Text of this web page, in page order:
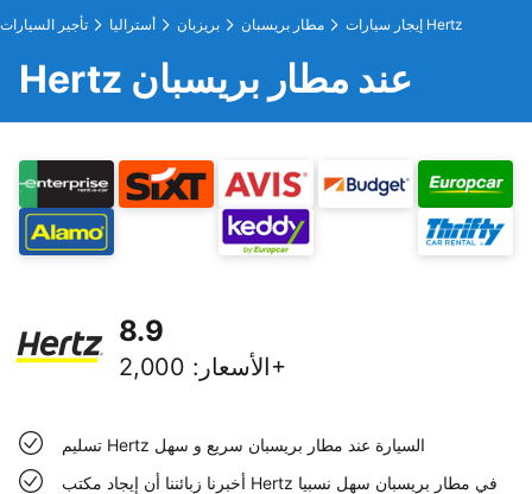
تأجير السيارات أستراليا بريزبان مطار بريسبان إيجار سيارات Hertz
Hertz عند مطار بريسبان
8.9
الأسعار : 2,000+
تسليم Hertz السيارة عند مطار بريسبان سريع و سهل
أخبرنا زبائننا أن إيجاد مكتب Hertz في مطار بريسبان سهل نسبيا